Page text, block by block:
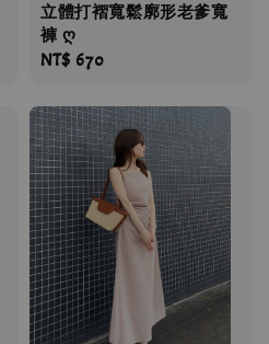
立體打褶寬鬆廓形老爹寬
褲 ღ
Regular
NT$ 670